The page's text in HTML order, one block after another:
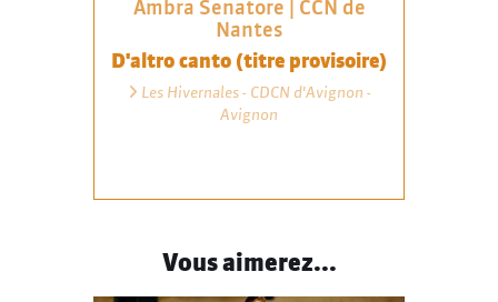
Ambra Senatore | CCN de
Nantes
D'altro canto (titre provisoire)
Les Hivernales - CDCN d'Avignon -
Avignon
Vous aimerez...